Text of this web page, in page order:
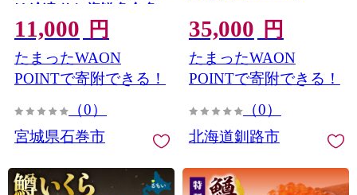
け 冷凍 サケ 海鮮 魚介 魚
漬け 丼 鮭子 鮭卵 いくら醤
油 プチプチ 熟成 濃厚 イク
ラ醤油 お取り寄せ 宮城県
石巻市 まるたか水産
11,000 円
たまったWAON
POINTで寄附できる！
（0）
宮城県石巻市
35,000 円
たまったWAON
POINTで寄附できる！
（0）
北海道釧路市